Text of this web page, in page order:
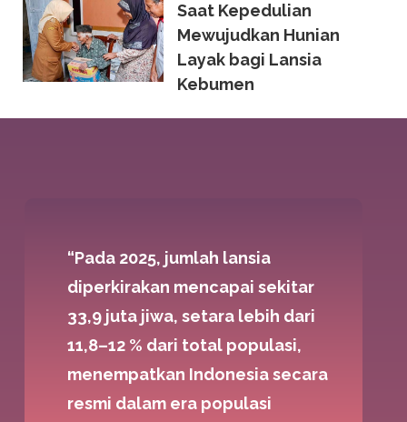
Saat Kepedulian
Mewujudkan Hunian
Layak bagi Lansia
Kebumen
“Pada 2025, jumlah lansia
diperkirakan mencapai sekitar
33,9 juta jiwa, setara lebih dari
11,8–12 % dari total populasi,
menempatkan Indonesia secara
resmi dalam era populasi